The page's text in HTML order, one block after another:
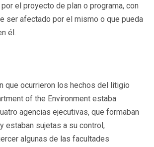
el proyecto de plan o programa, con
ser afectado por el mismo o que pueda
él.
que ocurrieron los hechos del litigio
of the Environment estaba
agencias ejecutivas, que formaban
estaban sujetas a su control,
algunas de las facultades